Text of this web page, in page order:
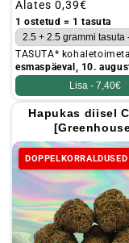
Tavaline
hind
Alates 0,39€
1 ostetud = 1 tasuta
TASUTA*
esmaspäeval, 10.
Lisa - 7,40€
Hapukas diisel
DOPPELKORRALDUSED